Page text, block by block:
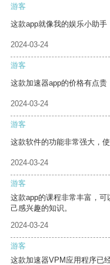
游客
这款app就像我的娱乐小助手
2024-03-24
游客
这款加速器app的价格有点贵
2024-03-24
游客
这款软件的功能非常强大，使
2024-03-24
游客
这款app的课程非常丰富，
己感兴趣的知识。
2024-03-24
游客
这款加速器VPM应用程序已